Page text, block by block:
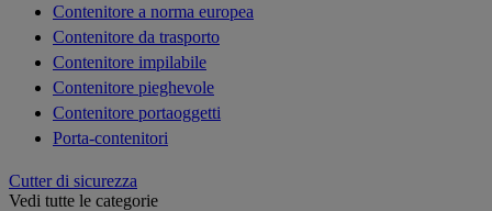
Contenitore a norma europea
Contenitore da trasporto
Contenitore impilabile
Contenitore pieghevole
Contenitore portaoggetti
Porta-contenitori
Cutter di sicurezza
Vedi tutte le categorie